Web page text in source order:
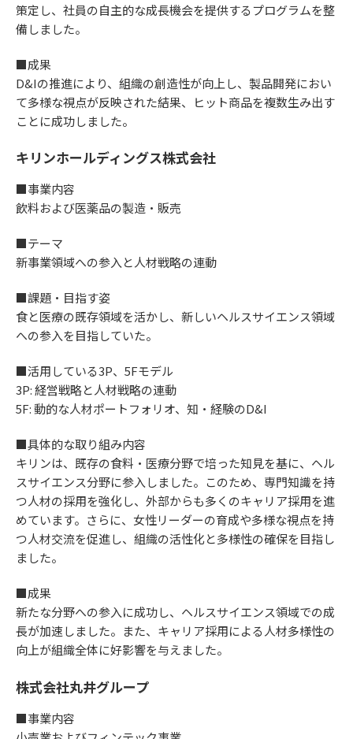
策定し、社員の自主的な成長機会を提供するプログラムを整
備しました。
■成果
D&Iの推進により、組織の創造性が向上し、製品開発におい
て多様な視点が反映された結果、ヒット商品を複数生み出す
ことに成功しました。
キリンホールディングス株式会社
■事業内容
飲料および医薬品の製造・販売
■テーマ
新事業領域への参入と人材戦略の連動
■課題・目指す姿
食と医療の既存領域を活かし、新しいヘルスサイエンス領域
への参入を目指していた。
■活用している3P、5Fモデル
3P: 経営戦略と人材戦略の連動
5F: 動的な人材ポートフォリオ、知・経験のD&I
■具体的な取り組み内容
キリンは、既存の食料・医療分野で培った知見を基に、ヘル
スサイエンス分野に参入しました。このため、専門知識を持
つ人材の採用を強化し、外部からも多くのキャリア採用を進
めています。さらに、女性リーダーの育成や多様な視点を持
つ人材交流を促進し、組織の活性化と多様性の確保を目指し
ました。
■成果
新たな分野への参入に成功し、ヘルスサイエンス領域での成
長が加速しました。また、キャリア採用による人材多様性の
向上が組織全体に好影響を与えました。
株式会社丸井グループ
■事業内容